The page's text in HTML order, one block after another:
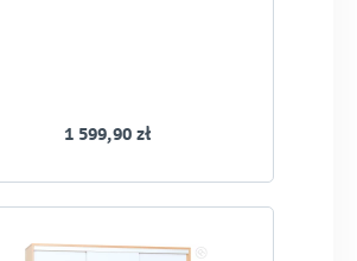
1 599,90 zł